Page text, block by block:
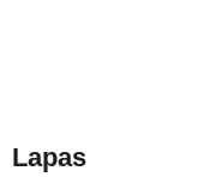
Lapas